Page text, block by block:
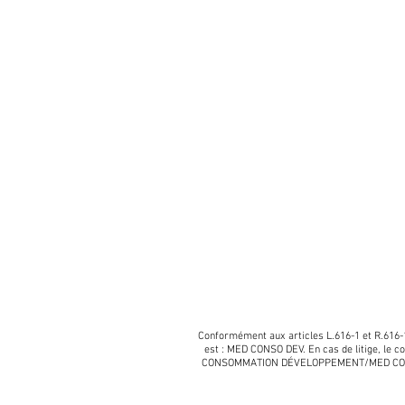
Conformément aux articles L.616-1 et
est : MED CONSO DEV. En cas de litige,
CONSOMMATION DÉVELOPPEMENT/MED